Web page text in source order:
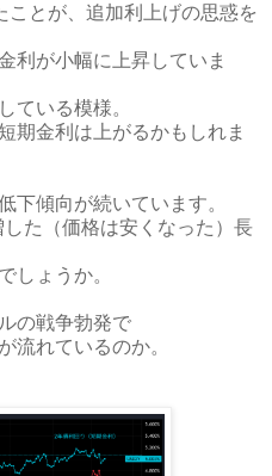
ことが、追加利上げの思惑を
利が小幅に上昇していま
ている模様。
期金利は上がるかもしれま
下傾向が続いています。
た（価格は安くなった）長
しょうか。
の戦争勃発で
流れているのか。